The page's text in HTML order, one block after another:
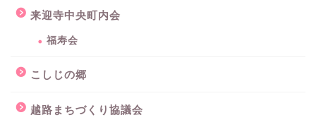
来迎寺中央町内会
福寿会
こしじの郷
越路まちづくり協議会